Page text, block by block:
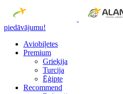
piedāvājumu!
Aviobiļetes
Premium
Grieķija
Turcija
Ēģipte
Recommend